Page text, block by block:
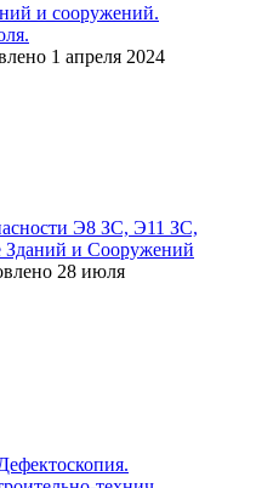
и сооружений.
1 апреля 2024
Э8 ЗС, Э11 ЗС,
и Сооружений
28 июля